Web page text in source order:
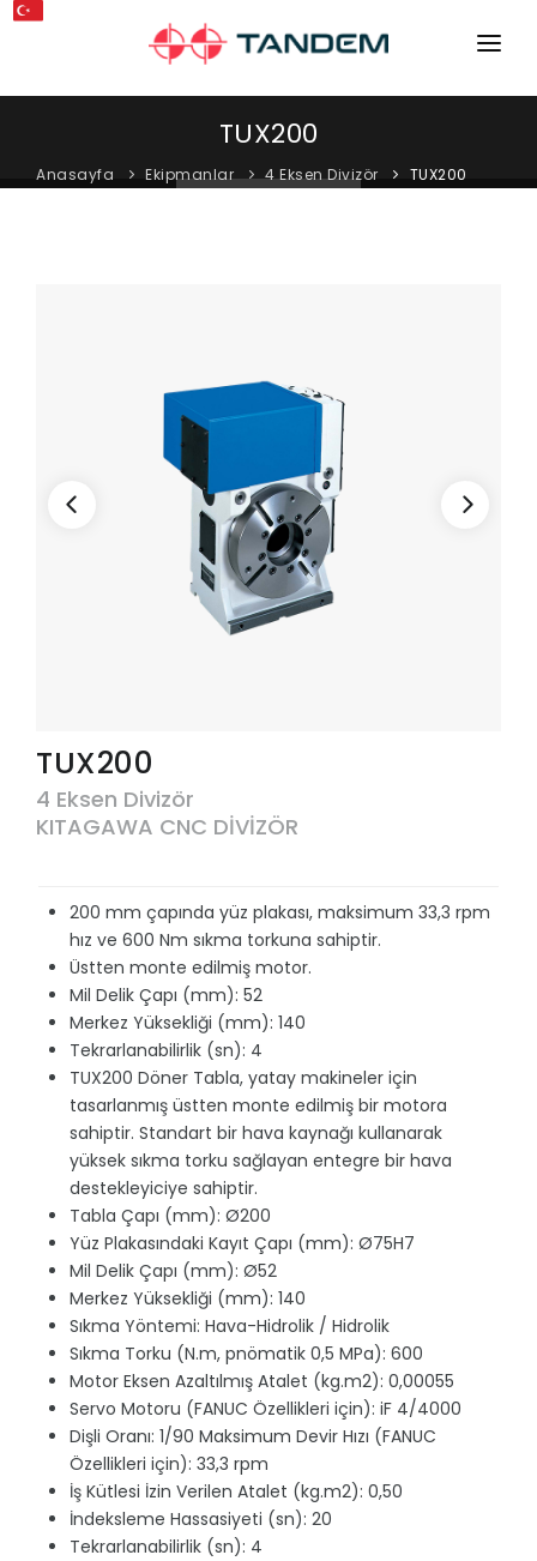
ANA SAYFA
TUX200
Anasayfa Ekipmanlar 4 Eksen Divizör TUX200
TUX200
4 Eksen Divizör
KITAGAWA CNC DİVİZÖR
200 mm çapında yüz plakası, maksimum 33,3 rpm
hız ve 600 Nm sıkma torkuna sahiptir.
Üstten monte edilmiş motor.
Mil Delik Çapı (mm): 52
Merkez Yüksekliği (mm): 140
Tekrarlanabilirlik (sn): 4
TUX200 Döner Tabla, yatay makineler için
tasarlanmış üstten monte edilmiş bir motora
sahiptir. Standart bir hava kaynağı kullanarak
yüksek sıkma torku sağlayan entegre bir hava
destekleyiciye sahiptir.
Tabla Çapı (mm): Ø200
Yüz Plakasındaki Kayıt Çapı (mm): Ø75H7
Mil Delik Çapı (mm): Ø52
Merkez Yüksekliği (mm): 140
Sıkma Yöntemi: Hava-Hidrolik / Hidrolik
Sıkma Torku (N.m, pnömatik 0,5 MPa): 600
Motor Eksen Azaltılmış Atalet (kg.m2): 0,00055
Servo Motoru (FANUC Özellikleri için): iF 4/4000
Dişli Oranı: 1/90 Maksimum Devir Hızı (FANUC
Özellikleri için): 33,3 rpm
İş Kütlesi İzin Verilen Atalet (kg.m2): 0,50
İndeksleme Hassasiyeti (sn): 20
Tekrarlanabilirlik (sn): 4